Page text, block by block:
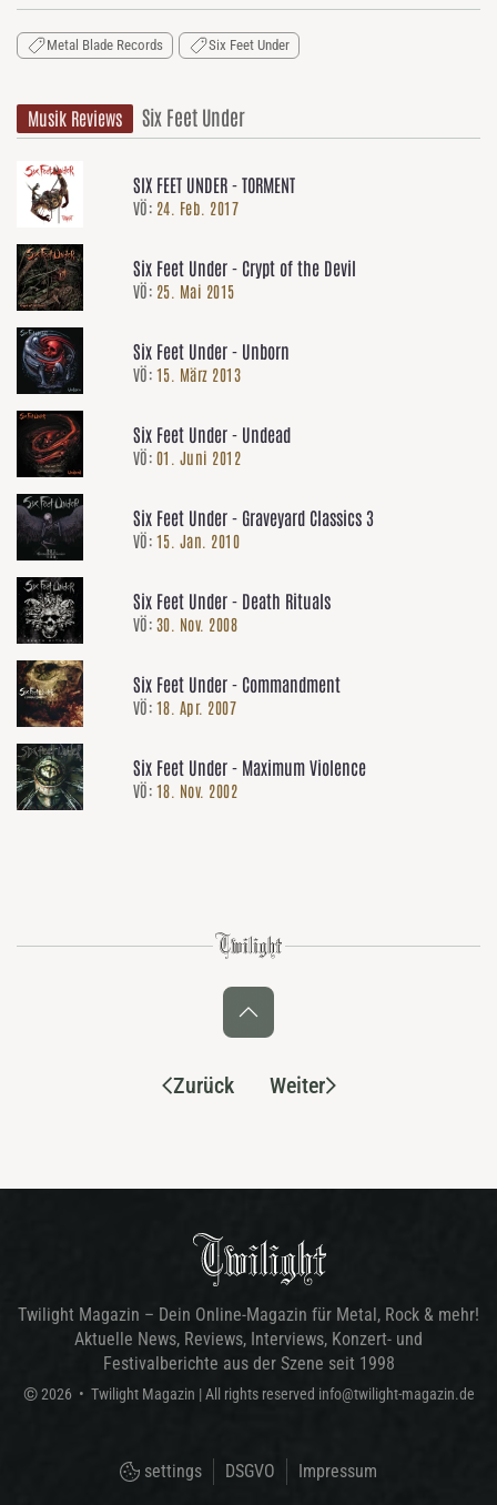
Metal Blade Records Six Feet Under
Musik Reviews Six Feet Under
SIX FEET UNDER - TORMENT
VÖ: 24. Feb. 2017
Six Feet Under - Crypt of the Devil
VÖ: 25. Mai 2015
Six Feet Under - Unborn
VÖ: 15. März 2013
Six Feet Under - Undead
VÖ: 01. Juni 2012
Six Feet Under - Graveyard Classics 3
VÖ: 15. Jan. 2010
Six Feet Under - Death Rituals
VÖ: 30. Nov. 2008
Six Feet Under - Commandment
VÖ: 18. Apr. 2007
Six Feet Under - Maximum Violence
VÖ: 18. Nov. 2002
Zurück Weiter
Twilight Magazin – Dein Online-Magazin für Metal, Rock & mehr!
Aktuelle News, Reviews, Interviews, Konzert- und
Festivalberichte aus der Szene seit 1998
© 2026 • Twilight Magazin | All rights reserved info@twilight-magazin.de
settings DSGVO Impressum